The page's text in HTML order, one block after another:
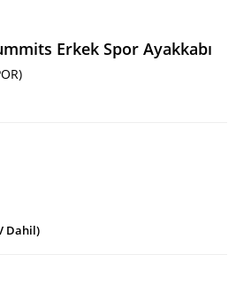
Erkek Spor Ayakkabı
Dahil)